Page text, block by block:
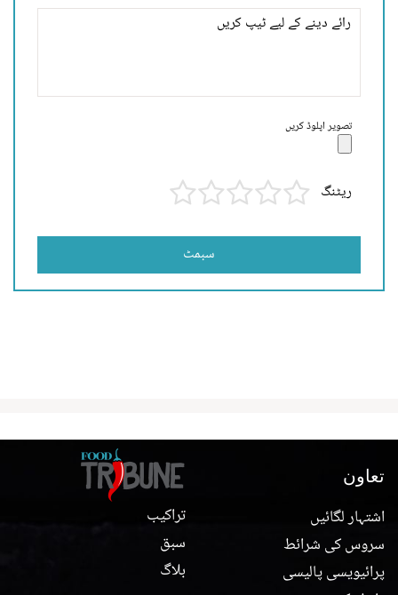
تصویر اپلوڈ کریں
ریٹنگ
سبمٹ
تراکیب
سبق
بلاگ
تعاون
اشتہار لگائیں
سروس کی شرائط
پرائیویسی پالیسی